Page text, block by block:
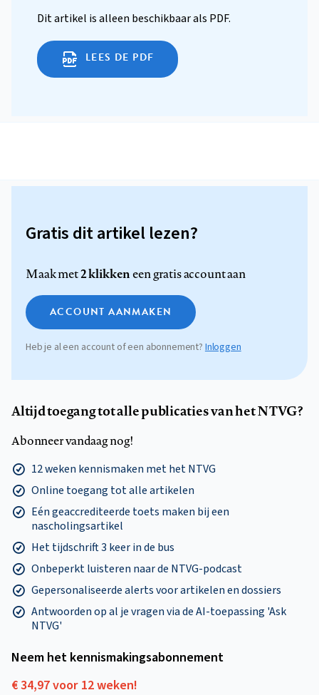
Dit artikel is alleen beschikbaar als PDF.
LEES DE PDF
Gratis dit artikel lezen?
Maak met2 klikkeneen gratis account aan
ACCOUNT AANMAKEN
Heb je al een account of een abonnement? Inloggen
Altijd toegang tot alle publicaties van het NTVG?
Abonneer vandaag nog!
12 weken kennismaken met het NTVG
Online toegang tot alle artikelen
Eén geaccrediteerde toets maken bij een
nascholingsartikel
Het tijdschrift 3 keer in de bus
Onbeperkt luisteren naar de NTVG-podcast
Gepersonaliseerde alerts voor artikelen en dossiers
Antwoorden op al je vragen via de AI-toepassing 'Ask
NTVG'
Neem het kennismakings­abonnement
€ 34,97 voor 12 weken!